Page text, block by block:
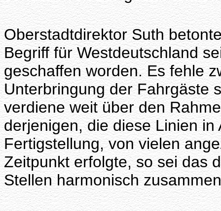
Oberstadtdirektor Suth
Begriff für Westdeutschland
geschaffen worden. Es fehle
Unterbringung der Fahrgäste
verdiene weit über den
derjenigen, die diese Linien
Fertigstellung, von vielen
Zeitpunkt erfolgte, so sei das
Stellen harmonisch